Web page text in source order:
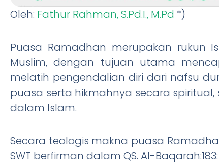
Oleh: Fathur Rahman, S.Pd.I., M.Pd *)
Puasa Ramadhan merupakan rukun
Muslim, dengan tujuan utama
melatih pengendalian diri dari nafsu
puasa serta hikmahnya secara
dalam Islam.
Secara teologis makna puasa
SWT berfirman dalam QS. Al-Baqarah:183: